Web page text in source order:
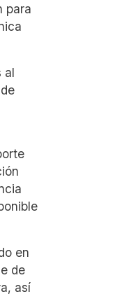
para
al
en
de
así